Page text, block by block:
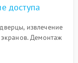
доступа
извлечение
Демонтаж
доступа к